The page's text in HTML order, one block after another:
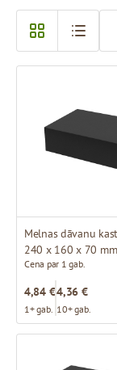
240 x 160 x 70
Cena par 1 gab.
4,84 €
1+ gab.
4,36 €
10+ gab.